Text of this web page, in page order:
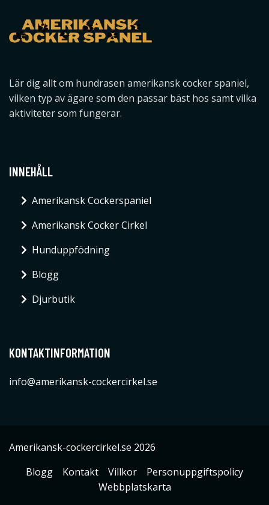
Lär dig allt om hundrasen amerikansk cocker spaniel,
vilken typ av ägare som den passar bäst hos samt vilka
aktiviteter som fungerar.
INNEHÅLL
Amerikansk Cockerspaniel
Amerikansk Cocker Cirkel
Hunduppfödning
Blogg
Djurbutik
KONTAKTINFORMATION
info@amerikansk-cockercirkel.se
Amerikansk-cockercirkel.se 2026
Blogg
Kontakt Villkor
Personuppgiftspolicy
Webbplatskarta